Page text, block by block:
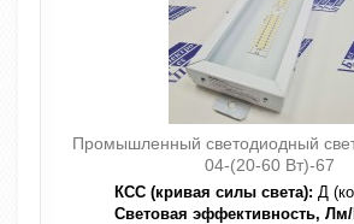
Промышленный светодиодный
04-(20-60 Вт)-67
КСС (кривая силы света): Д
Световая эффективность, Лм/